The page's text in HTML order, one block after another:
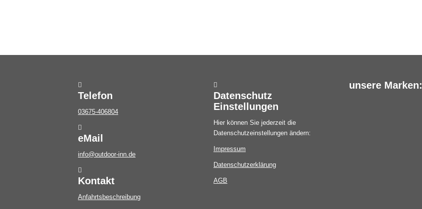
Telefon
03675-406804
eMail
info@outdoor-inn.de
Kontakt
Anfahrtsbeschreibung
Datenschutz
Einstellungen
Hier können Sie jederzeit die
Datenschutzeinstellungen ändern:
Impressum
Datenschutzerklärung
AGB
unsere Marken: